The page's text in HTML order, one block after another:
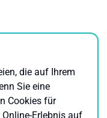
die auf Ihrem
Sie eine
Cookies für
Erlebnis auf